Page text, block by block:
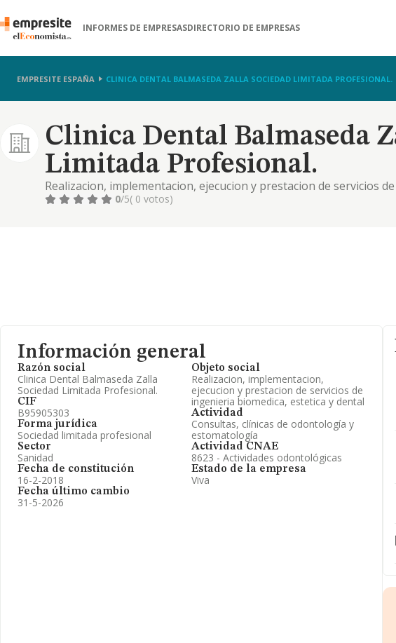
INFORMES DE EMPRESASDIRECTORIO DE EMPRESAS
EMPRESITE ESPAÑA CLINICA DENTAL BALMASEDA ZALLA SOCIEDAD LIMITADA PROFESIONAL.
Clinica Dental Balmaseda
Limitada Profesional.
Realizacion, implementacion, ejecucion y prestacion de servicios
dental
0/5( 0 votos)
Información general
Razón social
Clinica Dental Balmaseda Zalla
Sociedad Limitada Profesional.
CIF
B95905303
Forma jurídica
Sociedad limitada profesional
Sector
Sanidad
Fecha de constitución
16-2-2018
Fecha último cambio
31-5-2026
Objeto social
Realizacion, implementacion,
ejecucion y prestacion de servicios de
ingenieria biomedica, estetica y dental
Actividad
Consultas, clínicas de odontología y
estomatología
Actividad CNAE
8623 - Actividades odontológicas
Estado de la empresa
Viva